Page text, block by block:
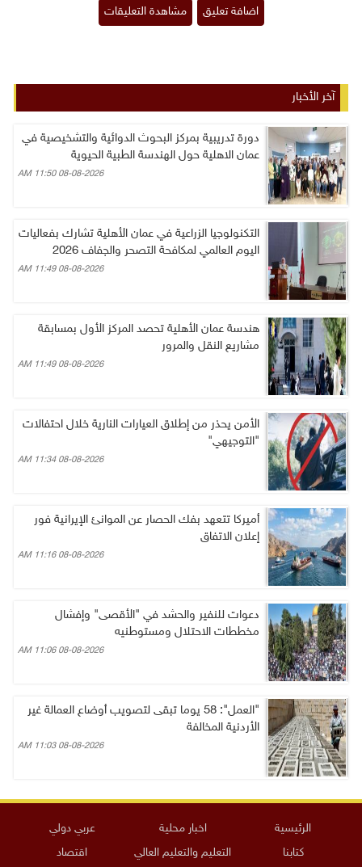
آخر الأخبار
دورة تدريبية بمركز البحوث الدوائية والتشخيصية في
عمان الاهلية حول الهندسة الطبية الحيوية
08-08-2026 11:50 AM
التكنولوجيا الزراعية في عمان الأهلية تشارك بفعاليات
اليوم العالمي لمكافحة التصحر والجفاف 2026
08-08-2026 11:49 AM
هندسة عمان الأهلية تحصد المركز الأول بمسابقة
مشاريع النقل والمرور
08-08-2026 11:49 AM
الأمن يحذر من إطلاق العيارات النارية خلال احتفالات
"التوجيهي"
08-08-2026 11:34 AM
أميركا تتعهد بفك الحصار عن الموانئ الإيرانية فور
إعلان الاتفاق
08-08-2026 11:16 AM
دعوات للنفير والحشد في "الأقصى" وإفشال
مخططات الاحتلال ومستوطنيه
08-08-2026 11:06 AM
"العمل": 58 يوما تبقى لتصويب أوضاع العمالة غير
الأردنية المخالفة
08-08-2026 11:03 AM
الرئيسية اخبار محلية
عربي دولي
كتابنا
التعليم والتعليم العالي اقتصاد